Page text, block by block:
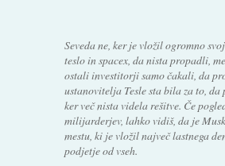
Seveda ne, ker je vložil ogromno
teslo in spacex, da nista propadli,
ostali investitorji samo čakali, da
ustanovitelja Tesle sta bila za to, da
ker več nista videla rešitve. Če
milijarderjev, lahko vidiš, da je
mestu, ki je vložil največ lastnega
podjetje od vseh.